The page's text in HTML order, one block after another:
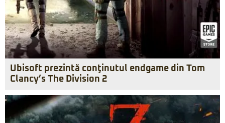
Ubisoft prezintă conţinutul endgame din Tom
Clancy’s The Division 2